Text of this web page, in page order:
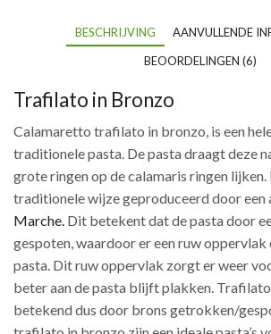
BESCHRIJVING
AANVULLENDE
BEOORDELINGEN (6)
Trafilato in Bronzo
Calamaretto trafilato in bronzo, is een
traditionele pasta. De pasta draagt deze
grote ringen op de calamaris ringen
traditionele wijze geproduceerd door een
Marche. Dit betekent dat de pasta door
gespoten, waardoor er een ruw
pasta. Dit ruw oppervlak zorgt er weer
beter aan de pasta blijft plakken.
betekend dus door brons getrokken/